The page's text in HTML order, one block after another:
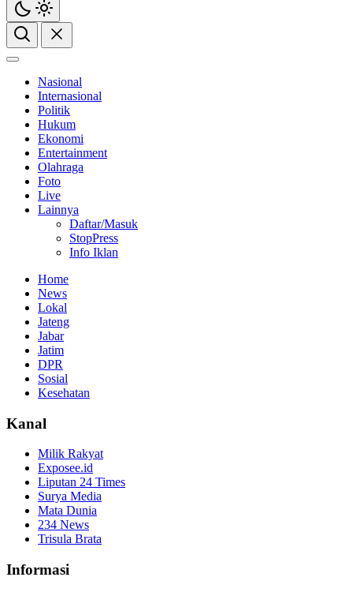
Nasional
Internasional
Politik
Hukum
Ekonomi
Entertainment
Olahraga
Foto
Live
Lainnya
Daftar/Masuk
StopPress
Info Iklan
Home
News
Lokal
Jateng
Jabar
Jatim
DPR
Sosial
Kesehatan
Kanal
Milik Rakyat
Exposee.id
Liputan 24 Times
Surya Media
Mata Dunia
234 News
Trisula Brata
Informasi